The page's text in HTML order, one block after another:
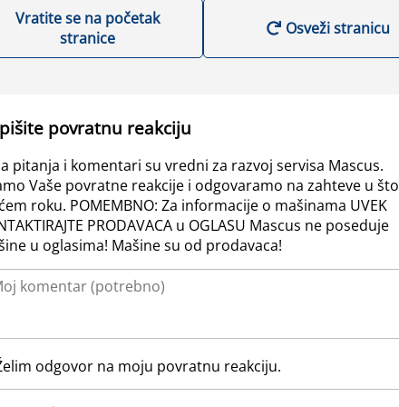
Vratite se na početak
stranice
Osveži stranicu
povratnu reakciju
pitanja i komentari su vredni za razvoj servisa Mascus.
Vaše povratne reakcije i odgovaramo na zahteve u što
roku. POMEMBNO: Za informacije o mašinama UVEK
PRODAVACA u OGLASU Mascus ne poseduje
u oglasima! Mašine su od prodavaca!
odgovor na moju povratnu reakciju.